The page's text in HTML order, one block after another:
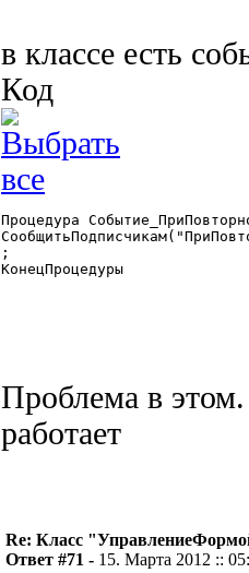
в классе есть
Код
Процедура
;
КонецПроцедуры
Проблема в этом.
работает
Re: Класс
Ответ #71 - 15. Марта 2012 ::